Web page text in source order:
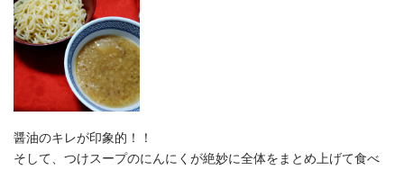
醤油のキレが印象的！！
そして、つけスープのにんにくが絶妙に全体をまとめ上げて食べ